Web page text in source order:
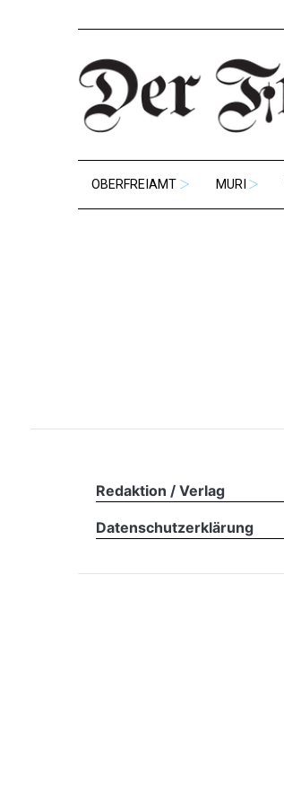
OBERFREIAMT MURI
Redaktion / Verlag
Datenschutzerklärung